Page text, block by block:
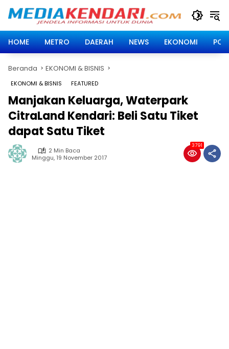
HOME
METRO DAERAH NEWS EKONOMI
Beranda EKONOMI & BISNIS
EKONOMI & BISNIS FEATURED
Manjakan Keluarga, Waterpark
CitraLand Kendari: Beli Satu Tiket
dapat Satu Tiket
2 Min Baca
Minggu, 19 November 2017
3791